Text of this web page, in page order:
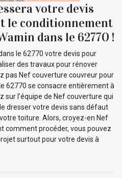
votre devis
le conditionnement
dans le 62770 !
le 62770 votre devis pour
des travaux pour rénover
pas Nef couverture couvreur pour
62770 se consacre entièrement à
sur l’équipe de Nef couverture qui
dresser votre devis sans défaut
toiture. Alors, croyez-en Nef
comment procéder, vous pouvez
surtout pour votre devis à